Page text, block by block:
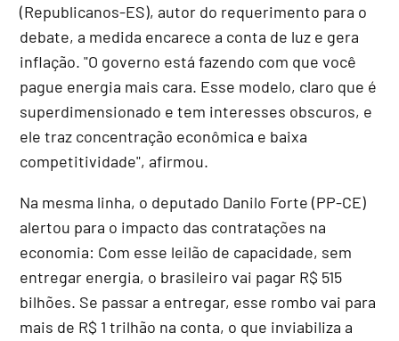
(Republicanos-ES), autor do requerimento para o
debate, a medida encarece a conta de luz e gera
inflação. "O governo está fazendo com que você
pague energia mais cara. Esse modelo, claro que é
superdimensionado e tem interesses obscuros, e
ele traz concentração econômica e baixa
competitividade", afirmou.
Na mesma linha, o deputado Danilo Forte (PP-CE)
alertou para o impacto das contratações na
economia: Com esse leilão de capacidade, sem
entregar energia, o brasileiro vai pagar R$ 515
bilhões. Se passar a entregar, esse rombo vai para
mais de R$ 1 trilhão na conta, o que inviabiliza a